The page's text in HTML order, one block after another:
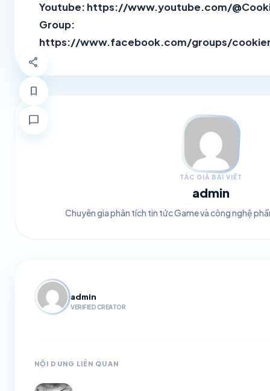
share
bookmark
chat_bubble
Youtube: https://www.youtube.com/
Group:
https://www.facebook.com/groups/
TÁC GIẢ BÀI VIẾT
admin
Chuyên gia phân tích tin tức Game và công nghệ
admin
VERIFIED CREATOR
NỘI DUNG LIÊN QUAN